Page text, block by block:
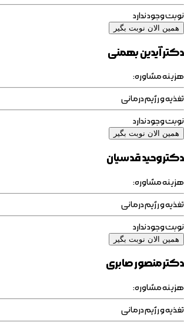
نوبت وجود ندارد
همین الان نوبت بگیر
دکتر آیدین بهمنی
هزینه مشاوره:
تغذیه و رژیم درمانی
نوبت وجود ندارد
همین الان نوبت بگیر
دکتر وحید قدسیان
هزینه مشاوره:
تغذیه و رژیم درمانی
نوبت وجود ندارد
همین الان نوبت بگیر
دکتر منصور صابری
هزینه مشاوره:
تغذیه و رژیم درمانی